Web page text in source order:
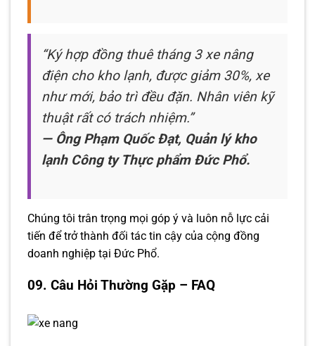
“Ký hợp đồng thuê tháng 3 xe nâng
điện cho kho lạnh, được giảm 30%, xe
như mới, bảo trì đều đặn. Nhân viên kỹ
thuật rất có trách nhiệm.”
— Ông Phạm Quốc Đạt, Quản lý kho
lạnh Công ty Thực phẩm Đức Phổ.
Chúng tôi trân trọng mọi góp ý và luôn nỗ lực cải
tiến để trở thành đối tác tin cậy của cộng đồng
doanh nghiệp tại Đức Phổ.
09. Câu Hỏi Thường Gặp – FAQ